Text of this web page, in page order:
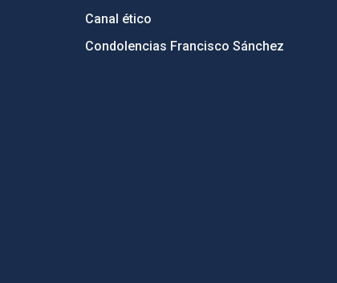
Canal ético
Condolencias Francisco Sánchez